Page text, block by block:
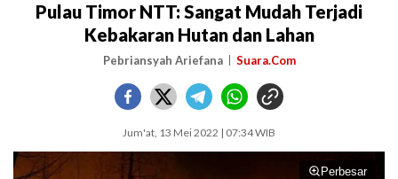
Pulau Timor NTT: Sangat Mudah Terjadi
Kebakaran Hutan dan Lahan
Pebriansyah Ariefana Suara.Com
Jum'at, 13 Mei 2022 | 07:34 WIB
Perbesar